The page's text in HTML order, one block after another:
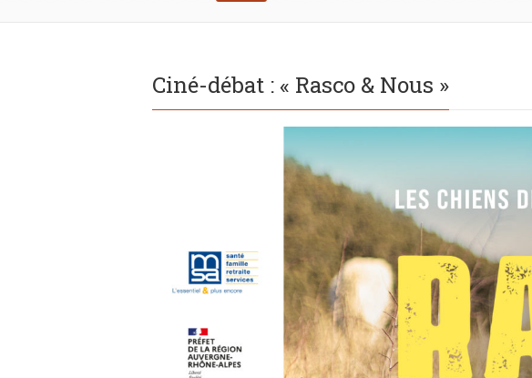
Ciné-débat : « Rasco & Nous »